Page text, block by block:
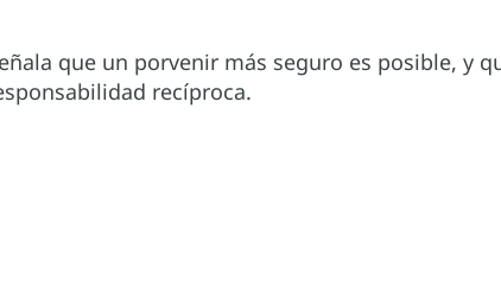
que un porvenir más seguro es posible, y
recíproca.